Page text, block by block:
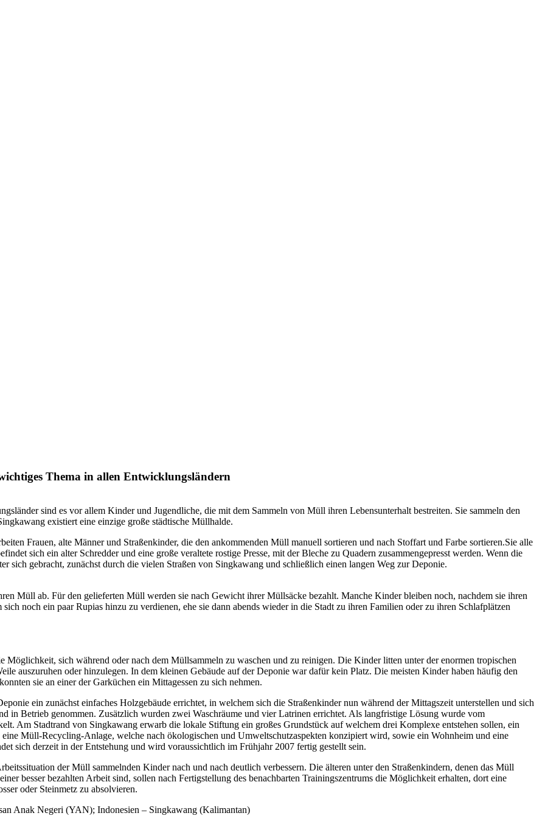
Thema in allen Entwicklungsländern
sind es vor allem Kinder und Jugendliche, die mit dem Sammeln von Müll ihren Lebensunterhalt bestreiten. Sie sammeln den
existiert eine einzige große städtische Müllhalde.
Frauen, alte Männer und Straßenkinder, die den ankommenden Müll manuell sortieren und nach Stoffart und Farbe sortieren.Sie alle
sich ein alter Schredder und eine große veraltete rostige Presse, mit der Bleche zu Quadern zusammengepresst werden. Wenn die
sich gebracht, zunächst durch die vielen Straßen von Singkawang und schließlich einen langen Weg zur Deponie.
Müll ab. Für den gelieferten Müll werden sie nach Gewicht ihrer Müllsäcke bezahlt. Manche Kinder bleiben noch, nachdem sie ihren
noch ein paar Rupias hinzu zu verdienen, ehe sie dann abends wieder in die Stadt zu ihren Familien oder zu ihren Schlafplätzen
sich während oder nach dem Müllsammeln zu waschen und zu reinigen. Die Kinder litten unter der enormen tropischen
auszuruhen oder hinzulegen. In dem kleinen Gebäude auf der Deponie war dafür kein Platz. Die meisten Kinder haben häufig den
sie an einer der Garküchen ein Mittagessen zu sich nehmen.
ein zunächst einfaches Holzgebäude errichtet, in welchem sich die Straßenkinder nun während der Mittagszeit unterstellen und sich
in Betrieb genommen. Zusätzlich wurden zwei Waschräume und vier Latrinen errichtet. Als langfristige Lösung wurde vom
Am Stadtrand von Singkawang erwarb die lokale Stiftung ein großes Grundstück auf welchem drei Komplexe entstehen sollen, ein
Müll-Recycling-Anlage, welche nach ökologischen und Umweltschutzaspekten konzipiert wird, sowie ein Wohnheim und eine
sich derzeit in der Entstehung und wird voraussichtlich im Frühjahr 2007 fertig gestellt sein.
der Müll sammelnden Kinder nach und nach deutlich verbessern. Die älteren unter den Straßenkindern, denen das Müll
besser bezahlten Arbeit sind, sollen nach Fertigstellung des benachbarten Trainingszentrums die Möglichkeit erhalten, dort eine
oder Steinmetz zu absolvieren.
Anak Negeri (YAN); Indonesien – Singkawang (Kalimantan)